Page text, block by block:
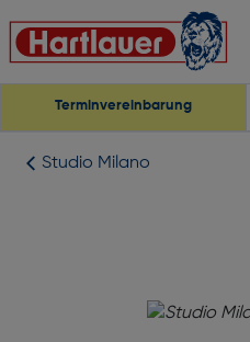
Terminvereinbarung
Studio Milano